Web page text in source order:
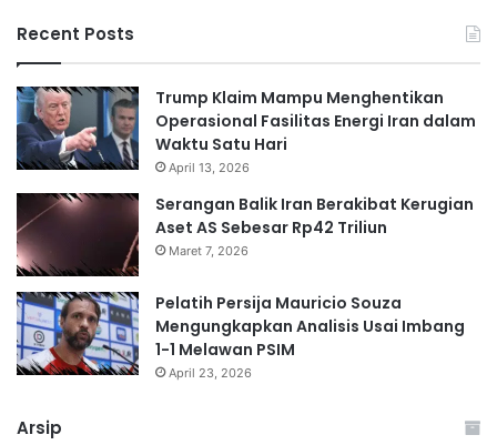
Recent Posts
Trump Klaim Mampu Menghentikan
Operasional Fasilitas Energi Iran dalam
Waktu Satu Hari
April 13, 2026
Serangan Balik Iran Berakibat Kerugian
Aset AS Sebesar Rp42 Triliun
Maret 7, 2026
Pelatih Persija Mauricio Souza
Mengungkapkan Analisis Usai Imbang
1-1 Melawan PSIM
April 23, 2026
Arsip